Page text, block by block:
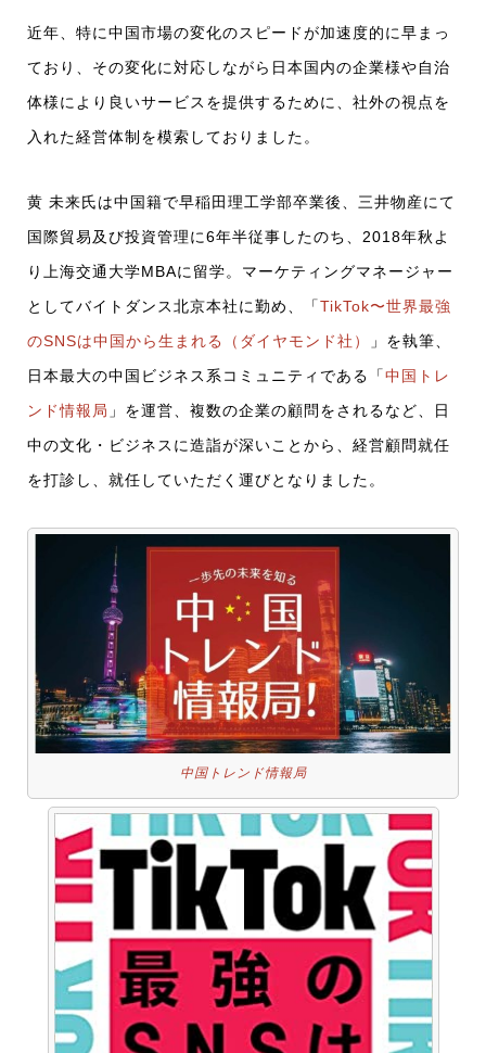
近年、特に中国市場の変化のスピードが加速度的に早まっ
ており、その変化に対応しながら日本国内の企業様や自治
体様により良いサービスを提供するために、社外の視点を
入れた経営体制を模索しておりました。
黄 未来氏は中国籍で早稲田理工学部卒業後、三井物産にて
国際貿易及び投資管理に6年半従事したのち、2018年秋よ
り上海交通大学MBAに留学。マーケティングマネージャー
としてバイトダンス北京本社に勤め、「TikTok〜世界最強
のSNSは中国から生まれる（ダイヤモンド社）
」を執筆、
日本最大の中国ビジネス系コミュニティである「中国トレ
ンド情報局 」を運営、複数の企業の顧問をされるなど、日
中の文化・ビジネスに造詣が深いことから、経営顧問就任
を打診し、就任していただく運びとなりました。
中国トレンド情報局